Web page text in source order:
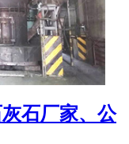
石厂家、公